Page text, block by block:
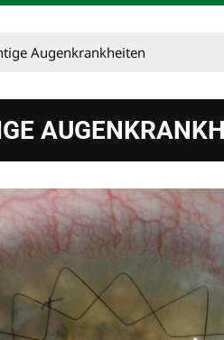
Augenkrankheiten